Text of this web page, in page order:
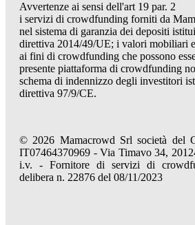
Avvertenze ai sensi dell'art 19 par. 2
i servizi di crowdfunding forniti da
nel sistema di garanzia dei depositi
direttiva 2014/49/UE; i valori mobiliari
ai fini di crowdfunding che possono
presente piattaforma di crowdfunding
schema di indennizzo degli investitori
direttiva 97/9/CE.
© 2026 Mamacrowd Srl società del
IT07464370969 - Via Timavo 34,
i.v. - Fornitore di servizi di
delibera n. 22876 del 08/11/2023